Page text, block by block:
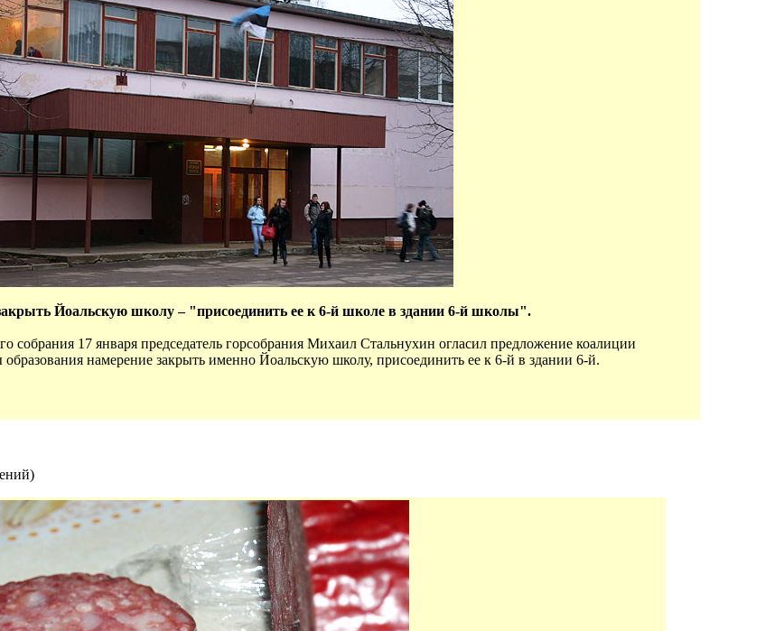
Йоальскую школу – "присоединить ее к 6-й школе в здании 6-й школы".
собрания 17 января председатель горсобрания Михаил Стальнухин огласил предложение коалиции
намерение закрыть именно Йоальскую школу, присоединить ее к 6-й в здании 6-й.
)